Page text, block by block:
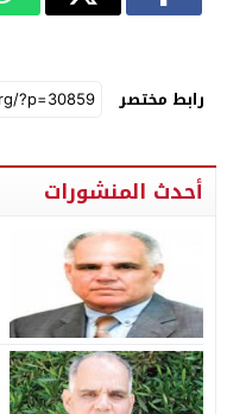
رابط مختصر
أحدث المنشورات